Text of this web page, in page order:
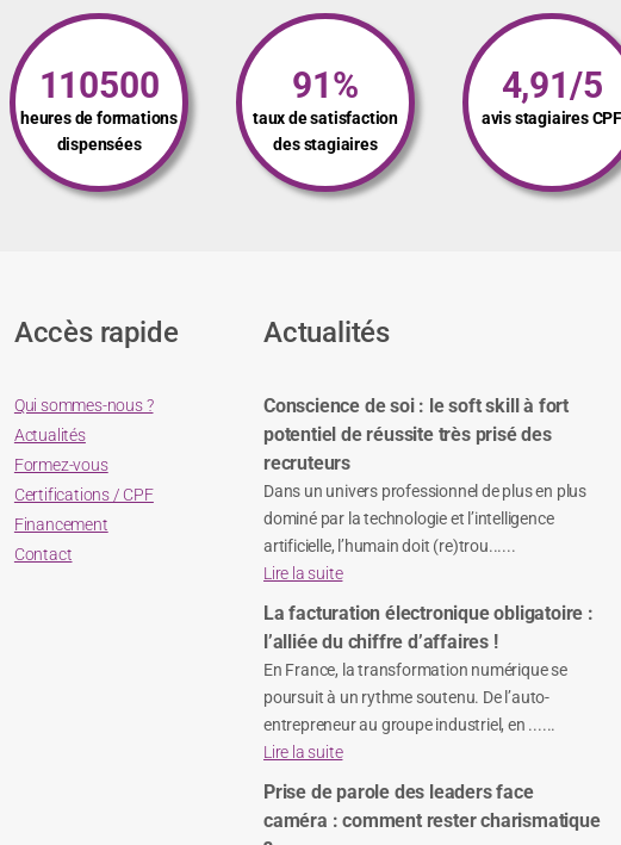
110500
heures de formations
dispensées
91%
taux de satisfaction
des stagiaires
4,91/5
avis stagiaires CPF
Accès rapide
Qui sommes-nous ?
Actualités
Formez-vous
Certifications / CPF
Financement
Contact
Actualités
Conscience de soi : le soft skill à fort
potentiel de réussite très prisé des
recruteurs
Dans un univers professionnel de plus en plus
dominé par la technologie et l’intelligence
artificielle, l’humain doit (re)trou......
Lire la suite
La facturation électronique obligatoire :
l’alliée du chiffre d’affaires !
En France, la transformation numérique se
poursuit à un rythme soutenu. De l’auto-
entrepreneur au groupe industriel, en ......
Lire la suite
Prise de parole des leaders face
caméra : comment rester charismatique